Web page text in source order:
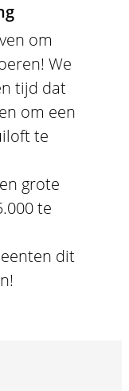
om
We
tijd dat
om een
te
grote
te
dit